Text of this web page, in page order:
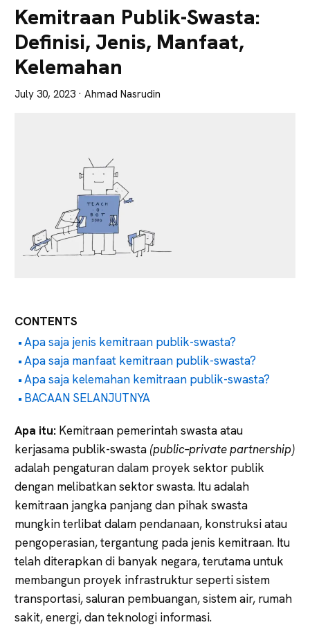
Tajam
Kemitraan Publik-Swasta:
Definisi, Jenis, Manfaat,
Kelemahan
July 30, 2023 · Ahmad Nasrudin
CONTENTS
Apa saja jenis kemitraan publik-swasta?
Apa saja manfaat kemitraan publik-swasta?
Apa saja kelemahan kemitraan publik-swasta?
BACAAN SELANJUTNYA
Apa itu: Kemitraan pemerintah swasta atau
kerjasama publik-swasta (public–private partnership)
adalah pengaturan dalam proyek sektor publik
dengan melibatkan sektor swasta. Itu adalah
kemitraan jangka panjang dan pihak swasta
mungkin terlibat dalam pendanaan, konstruksi atau
pengoperasian, tergantung pada jenis kemitraan. Itu
telah diterapkan di banyak negara, terutama untuk
membangun proyek infrastruktur seperti sistem
transportasi, saluran pembuangan, sistem air, rumah
sakit, energi, dan teknologi informasi.